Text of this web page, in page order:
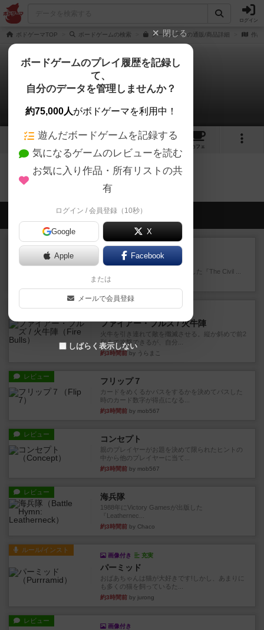
ログイン
ボドゲーマTOP ボードゲームの検索 クーハンデルの通販/商品詳細 作品
クーハンデル
0件の動画
2 6
カフェ
クーハンデルのトップに戻る
会員の新しい投稿
レビュー
南北戦争
1983年にVictory Gamesが出版した『The Civil ...
41分前
ファイアー・ブルズ / 火牛陣
火牛を引き連れて敵を殲滅させる。縦か斜めで前2
列まで攻撃できるが、自分...
約3時間前 by うらまこ
レビュー フリップ７
カードをめくるかパスをするかを決めてパスした
時のカード数字が得点になる...
約3時間前 by mob567
レビュー コンセプト
親のプレイヤーがお題を決めて限られたヒントの
中から他のプレイヤーに当て...
約3時間前 by mob567
レビュー 海兵隊
1988年にVictory Gamesが出版した
『Leathernec...
約3時間前 by Chaco
ルール/インスト
画像付き 充実
パーミッド
おばあちゃんは猫が大好きです!しかし、あまりに
も多くの猫を飼っているた...
約3時間前 by jurong
レビュー
画像付き
閉じる
ボードゲームのプレイ履歴を記録し
て、
自分のデータを管理しませんか？
約75,000人がボドゲーマを利用中！
遊んだボードゲームを記録する
気になるゲームのレビューを読む
お気に入り作品・所有リストの共
有
ログイン / 会員登録（10秒）
Google X
Apple Facebook
または
メールで会員登録
しばらく表示しない